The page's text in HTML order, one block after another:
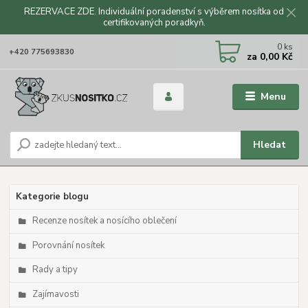
REZERVACE ZDE. Individuální poradenství s výběrem nosítka od
certifikovaných poradkyň.
Menu
Hledat
+420 775693830 0 ks
za 0,00 Kč
Kategorie blogu
Recenze nosítek a nosícího oblečení
Porovnání nosítek
Rady a tipy
Zajímavosti